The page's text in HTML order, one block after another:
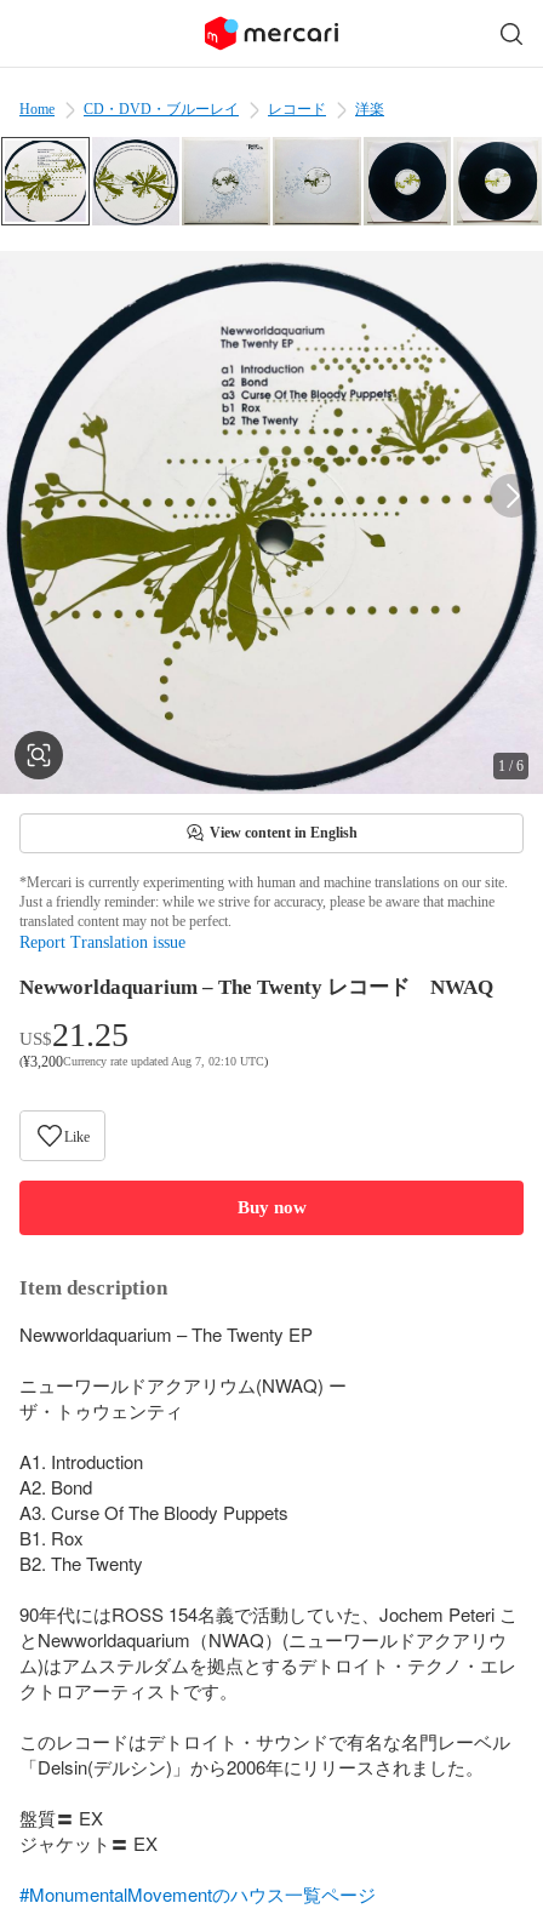
Home CD・DVD・ブルーレイ レコード 洋楽
1 /6
View content in English
*Mercari is currently experimenting with human and machine translations on our site.
Just a friendly reminder: while we strive for accuracy, please be aware that machine
translated content may not be perfect.
Report Translation issue
Newworldaquarium – The Twenty レコード NWAQ
US$21.25
(¥3,200Currency rate updated Aug 7, 02:10 UTC)
Like
Buy now
Item description
Newworldaquarium – The Twenty EP
ニューワールドアクアリウム(NWAQ) ー
ザ・トゥウェンティ
A1. Introduction
A2. Bond
A3. Curse Of The Bloody Puppets
B1. Rox
B2. The Twenty
90年代にはROSS 154名義で活動していた、Jochem Peteri こ
とNewworldaquarium（NWAQ）(ニューワールドアクアリウ
ム)はアムステルダムを拠点とするデトロイト・テクノ・エレ
クトロアーティストです。
このレコードはデトロイト・サウンドで有名な名門レーベル
「Delsin(デルシン)」から2006年にリリースされました。
盤質〓 EX
ジャケット〓 EX
#MonumentalMovementのハウス一覧ページ